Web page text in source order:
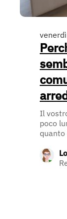
Il
poco
quanto